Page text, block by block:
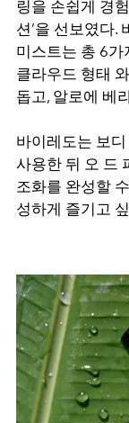
링을 손쉽게 경
션’을 선보였다.
미스트는 총 6가
클라우드 형태
돕고, 알로에 베
바이레도는 보
사용한 뒤 오 드
조화를 완성할
성하게 즐기고